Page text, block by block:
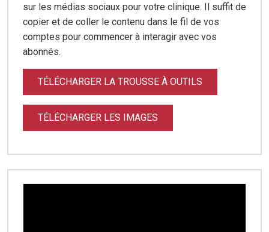
sur les médias sociaux pour votre clinique. Il suffit de
copier et de coller le contenu dans le fil de vos
comptes pour commencer à interagir avec vos
abonnés.
TÉLÉCHARGER LA TROUSSE À OUTILS
TÉLÉCHARGER LES IMAGES